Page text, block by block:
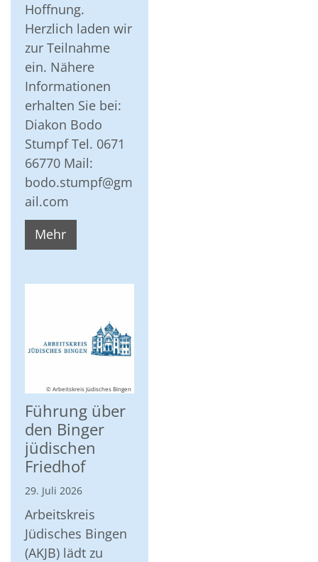
Hoffnung.
Herzlich laden wir
zur Teilnahme
ein. Nähere
Informationen
erhalten Sie bei:
Diakon Bodo
Stumpf Tel. 0671
66770 Mail:
bodo.stumpf@gm
ail.com
Mehr
© Arbeitskreis Jüdisches Bingen
Führung über
den Binger
jüdischen
Friedhof
29. Juli 2026
Arbeitskreis
Jüdisches Bingen
(AKJB) lädt zu